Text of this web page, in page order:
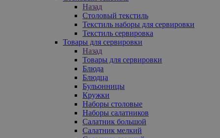
Назад
Столовый текстиль
Текстиль наборы для сервировки
Текстиль сервировка
Товары для сервировки
Назад
Товары для сервировки
Блюда
Блюдца
Бульонницы
Кружки
Наборы столовые
Наборы салатников
Салатник большой
Салатник мелкий